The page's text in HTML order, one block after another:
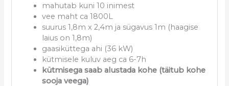
mahutab kuni 10 inimest
vee maht ca 1800L
suurus 1,8m x 2,4m ja sügavus 1m (haagise
laius on 1,8m)
gaasiküttega ahi (36 kW)
kütmisele kuluv aeg ca 6-7h
kütmisega saab alustada kohe (täitub kohe
sooja veega)